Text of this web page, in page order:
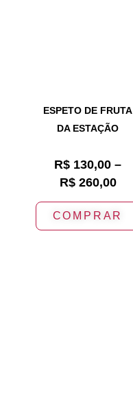
ESPETO DE FRUTA
DA ESTAÇÃO
R$ 130,00 –
R$260,00
COMPRAR